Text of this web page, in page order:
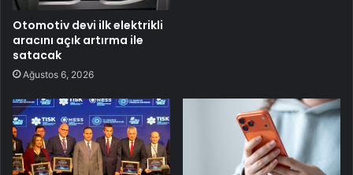
Otomotiv devi ilk elektrikli
aracını açık artırma ile
satacak
Ağustos 6, 2026